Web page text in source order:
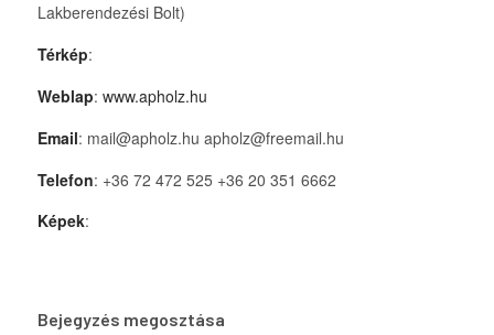
Lakberendezési Bolt)
Térkép:
Weblap: www.apholz.hu
Email: mail@apholz.hu apholz@freemail.hu
Telefon: +36 72 472 525 +36 20 351 6662
Képek:
Bejegyzés megosztása